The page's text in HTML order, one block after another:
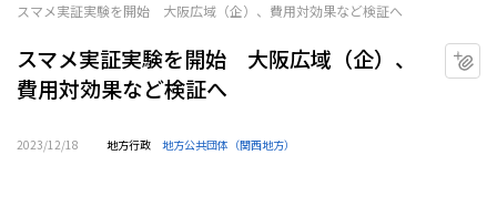
スマメ実証実験を開始 大阪広域（企）、費用対効果など検証へ
スマメ実証実験を開始 大阪広域（企）、
費用対効果など検証へ
2023/12/18 地方行政 地方公共団体（関西地方）